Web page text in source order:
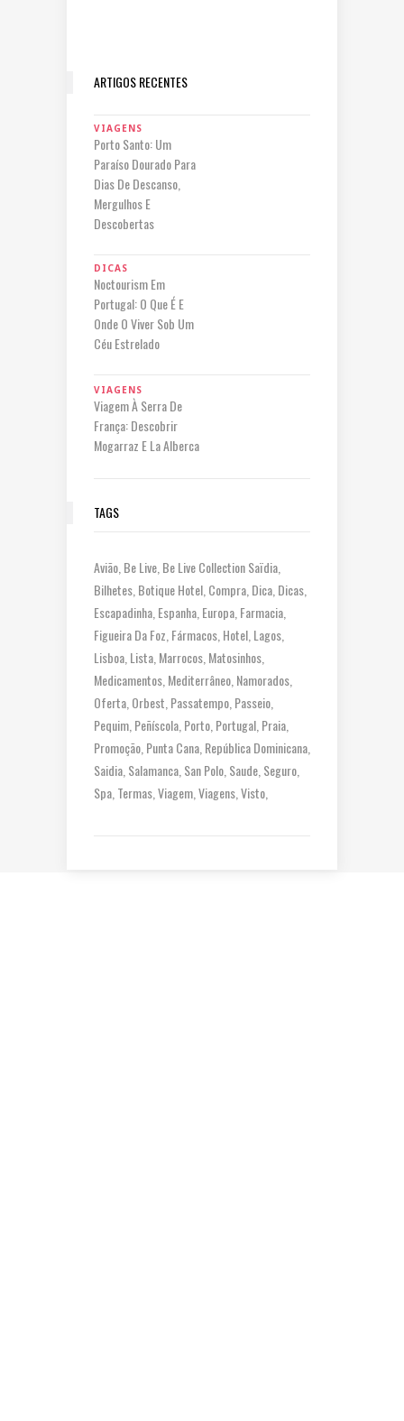
ARTIGOS RECENTES
VIAGENS
Porto Santo: Um
Paraíso Dourado Para
Dias De Descanso,
Mergulhos E
Descobertas
DICAS
Noctourism Em
Portugal: O Que É E
Onde O Viver Sob Um
Céu Estrelado
VIAGENS
Viagem À Serra De
França: Descobrir
Mogarraz E La Alberca
TAGS
Avião Be Live Be Live Collection Saïdia
Bilhetes Botique Hotel Compra Dica Dicas
Escapadinha Espanha Europa Farmacia
Figueira Da Foz Fármacos Hotel Lagos
Lisboa Lista Marrocos Matosinhos
Medicamentos Mediterrâneo Namorados
Oferta Orbest Passatempo Passeio
Pequim Peñíscola Porto Portugal Praia
Promoção Punta Cana República Dominicana
Saidia Salamanca San Polo Saude Seguro
Spa Termas Viagem Viagens Visto